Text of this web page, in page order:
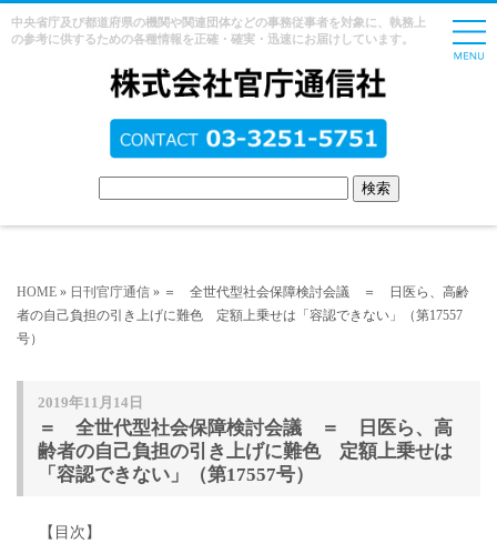
中央省庁及び都道府県の機関や関連団体などの事務従事者を対象に、執務上
の参考に供するための各種情報を正確・確実・迅速にお届けしています。
HOME » 日刊官庁通信 » ＝ 全世代型社会保障検討会議 ＝ 日医ら、高齢
者の自己負担の引き上げに難色 定額上乗せは「容認できない」（第17557
号）
2019年11月14日
＝ 全世代型社会保障検討会議 ＝ 日医ら、高
齢者の自己負担の引き上げに難色 定額上乗せは
「容認できない」（第17557号）
【目次】